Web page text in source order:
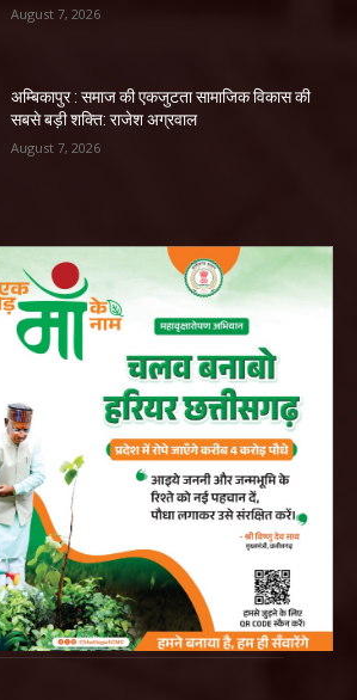
August 7, 2026
अम्बिकापुर : समाज की एकजुटता सामाजिक विकास की
सबसे बड़ी शक्ति: राजेश अग्रवाल
August 7, 2026